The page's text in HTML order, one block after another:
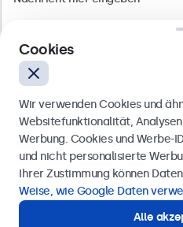
Badenerstrasse 549,
Deutsch
Anfrage
Rufen Sie uns an unter
Benötigen Sie Unterstützung?
Cookies
Wir verwenden Cookies und
Websitefunktionalität,
Werbung. Cookies und Werbe-
und nicht personalisierte
Ihrer Zustimmung können
Weise, wie Google Daten
Alle